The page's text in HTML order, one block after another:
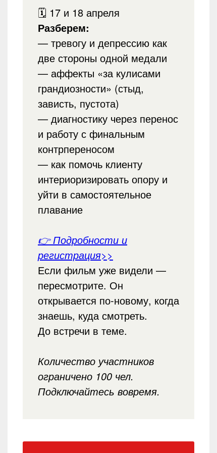
🗓 17 и 18 апреля
Разберем:
— тревогу и депрессию как
две стороны одной медали
— аффекты «за кулисами
грандиозности» (стыд,
зависть, пустота)
— диагностику через перенос
и работу с финальным
контрпереносом
— как помочь клиенту
интериоризировать опору и
уйти в самостоятельное
плавание
👉 Подробности и
регистрация>>
Если фильм уже видели —
пересмотрите. Он
открывается по-новому, когда
знаешь, куда смотреть.
До встречи в теме.
Количество участников
ограничено 100 чел.
Подключайтесь вовремя.